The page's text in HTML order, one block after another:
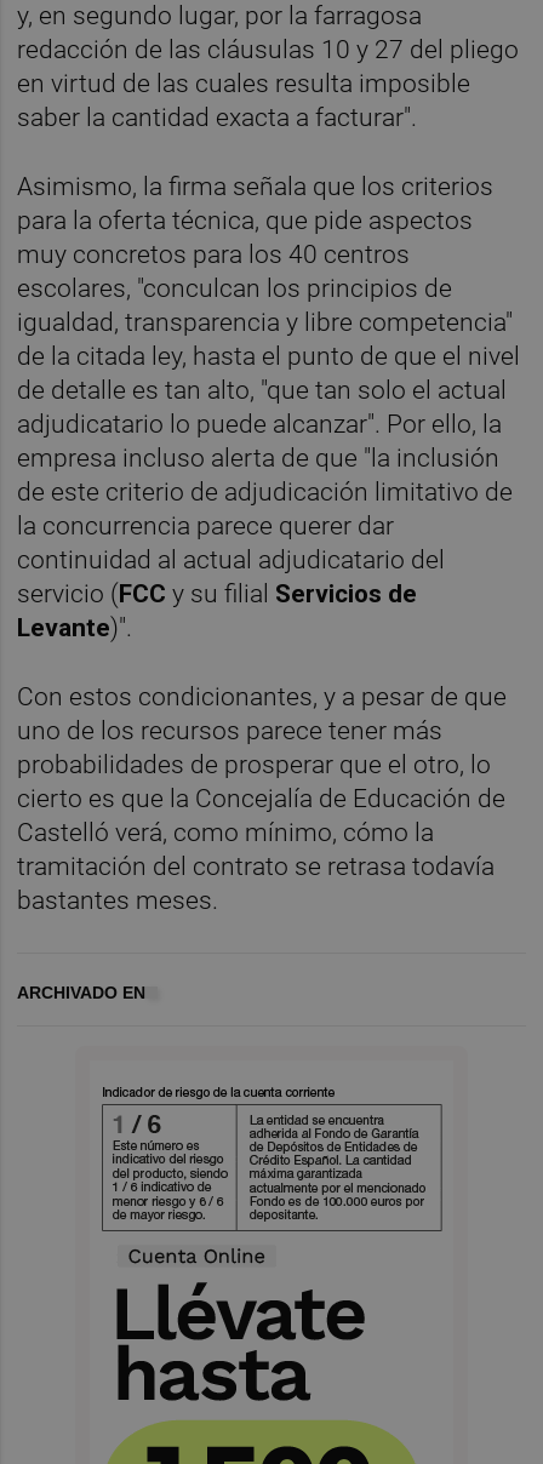
y, en segundo lugar, por la farragosa
redacción de las cláusulas 10 y 27 del pliego
en virtud de las cuales resulta imposible
saber la cantidad exacta a facturar".
Asimismo, la firma señala que los criterios
para la oferta técnica, que pide aspectos
muy concretos para los 40 centros
escolares, "conculcan los principios de
igualdad, transparencia y libre competencia"
de la citada ley, hasta el punto de que el nivel
de detalle es tan alto, "que tan solo el actual
adjudicatario lo puede alcanzar". Por ello, la
empresa incluso alerta de que "la inclusión
de este criterio de adjudicación limitativo de
la concurrencia parece querer dar
continuidad al actual adjudicatario del
servicio (FCCy su filial Servicios de
Levante)".
Con estos condicionantes, y a pesar de que
uno de los recursos parece tener más
probabilidades de prosperar que el otro, lo
cierto es que la Concejalía de Educación de
Castelló verá, como mínimo, cómo la
tramitación del contrato se retrasa todavía
bastantes meses.
ARCHIVADO EN